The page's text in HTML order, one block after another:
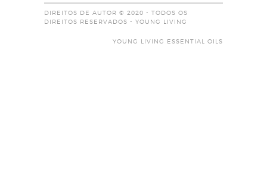
DIREITOS DE AUTOR © 2020 - TODOS OS
DIREITOS RESERVADOS - YOUNG LIVING
YOUNG LIVING ESSENTIAL OILS